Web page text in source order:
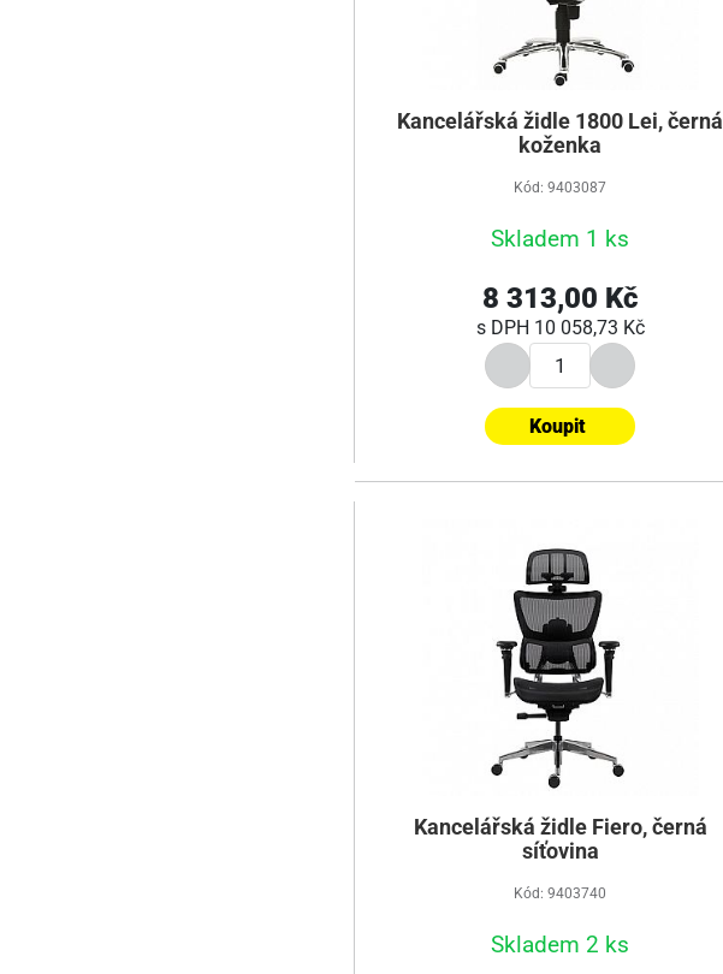
Kancelářská židle 1800 Lei, černá
koženka
Kód: 9403087
Skladem 1 ks
8 313,00 Kč
s DPH 10 058,73 Kč
Koupit
Kancelářská židle Fiero, černá
síťovina
Kód: 9403740
Skladem 2 ks